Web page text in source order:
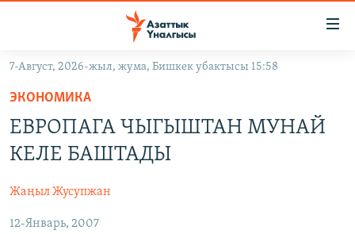
Навигацияга
өтүңүз
Издөөгө
салыңыз
ЭКОНОМИКА
МАДАНИЯТ
БОРБОР АЗИЯ
АТАЙЫН ИЛИКТӨӨ
ТВ ПРОГРАММАЛАР
7-Август, 2026-жыл, жума, Бишкек убактысы 15:58
ЭКОНОМИКА
ЕВРОПАГА ЧЫГЫШТАН МУНАЙ
КЕЛЕ БАШТАДЫ
Жаңыл Жусупжан
12-Январь, 2007